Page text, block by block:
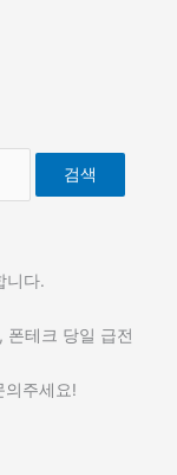
검색
니다.
테크 당일 급전
의주세요!